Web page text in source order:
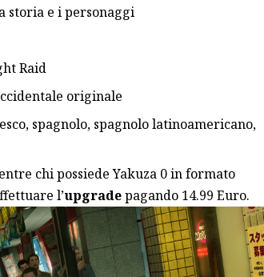
storia e i personaggi
Raid
originale
spagnolo, spagnolo latinoamericano,
chi possiede Yakuza 0 in formato
l’upgradepagando 14.99 Euro.